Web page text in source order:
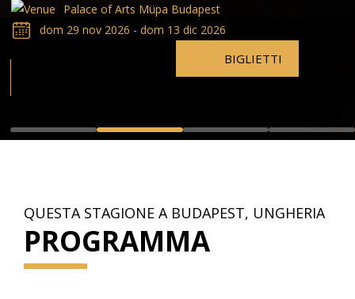
Palace of Arts Müpa Budapest
dom 29 nov 2026 - dom 13 dic 2026
BIGLIETTI
QUESTA STAGIONE A BUDAPEST, UNGHERIA
PROGRAMMA